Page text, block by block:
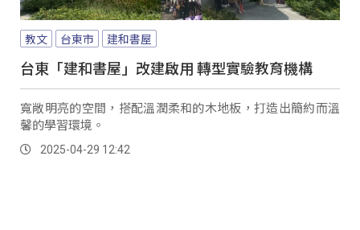
教文 台東市 建和書屋
台東「建和書屋」改建啟用 轉型實驗教育機構
寬敞明亮的空間，搭配溫潤柔和的木地板，打造出簡約而溫
馨的學習環境。
2025-04-29 12:42